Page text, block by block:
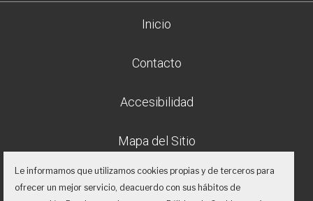
Inicio
Contacto
Accesibilidad
Mapa del Sitio
Aviso legal
Le informamos que utilizamos cookies propias y de terceros para
ofrecer un mejor servicio, deacuerdo con sus hábitos de